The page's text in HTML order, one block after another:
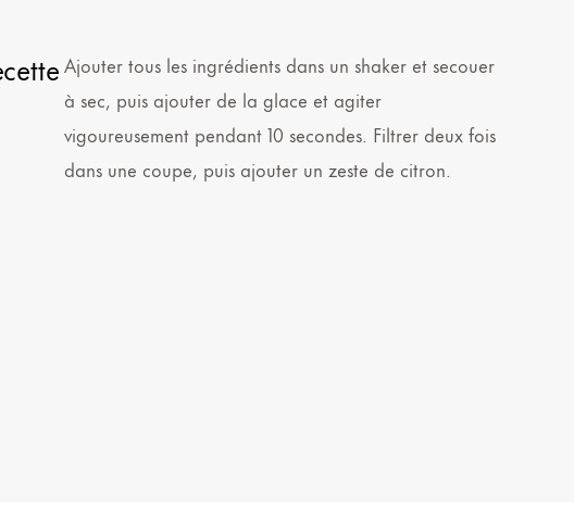
Ajouter tous les ingrédients dans un shaker et secouer
à sec, puis ajouter de la glace et agiter
vigoureusement pendant 10 secondes. Filtrer deux fois
dans une coupe, puis ajouter un zeste de citron.